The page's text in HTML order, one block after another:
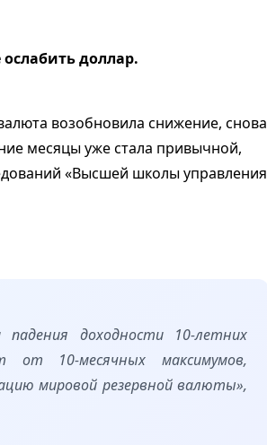
доллар.
возобновила снижение, снова
месяцы уже стала привычной,
«Высшей школы управления
падения доходности 10-летних
от 10-месячных максимумов,
мировой резервной валюты»,